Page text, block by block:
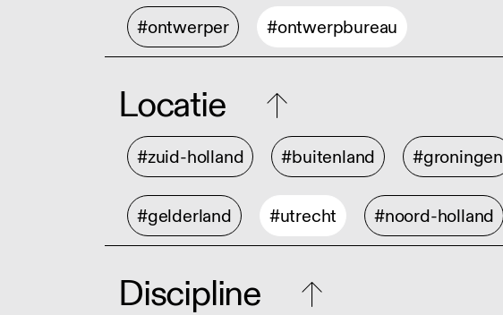
#ontwerper #ontwerpbureau
Locatie
#zuid-holland #buitenland #groningen
#gelderland #utrecht #noord-holland
Discipline